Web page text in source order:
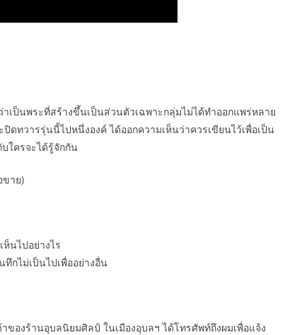
เป็นพระที่สร้างขึ้นเป็นส่วนตัวเฉพาะกลุ่มไม่ได้ทำออกแพร่หลาย
ทวารรุ่นนี้ไปหนึ่งองค์ ได้ออกความเห็นว่าควรเขียนไว้เพื่อเป็น
ใครจะได้รู้จักกัน
ขาย)
นไปอย่างไร
ทึกไม่เป็นไปเพื่ออย่างอื่น
องร้านอุบลนิยมศิลป์ ในเมืองอุบลฯ ได้โทรศัพท์ถึงผมเพื่อแจ้ง